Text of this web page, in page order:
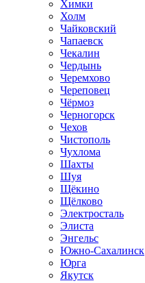
Химки
Холм
Чайковский
Чапаевск
Чекалин
Чердынь
Черемхово
Череповец
Чёрмоз
Черногорск
Чехов
Чистополь
Чухлома
Шахты
Шуя
Щёкино
Щёлково
Электросталь
Элиста
Энгельс
Южно-Сахалинск
Юрга
Якутск